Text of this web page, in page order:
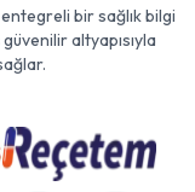
bir sağlık bilgi
altyapısıyla